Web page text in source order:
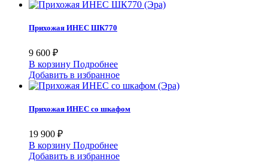
Прихожая ИНЕС ШК770
9 600 ₽
В корзину Подробнее
Добавить в избранное
Прихожая ИНЕС со шкафом
19 900 ₽
В корзину Подробнее
Добавить в избранное